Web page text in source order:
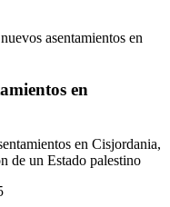
asentamientos en
en
en Cisjordania,
de un Estado palestino